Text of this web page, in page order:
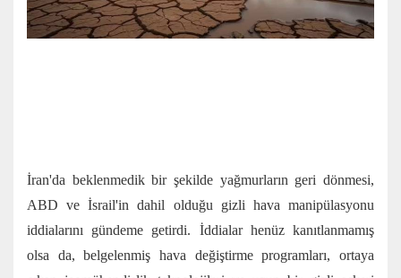
İran'da beklenmedik bir şekilde yağmurların geri dönmesi,
ABD ve İsrail'in dahil olduğu gizli hava manipülasyonu
iddialarını gündeme getirdi. İddialar henüz kanıtlanmamış
olsa da, belgelenmiş hava değiştirme programları, ortaya